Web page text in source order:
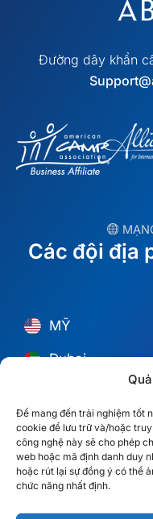
Để mang đến trải nghiệm tốt
cookie để lưu trữ và/hoặc
công nghệ này sẽ cho phép
web hoặc mã định danh duy
hoặc rút lại sự đồng ý có thể
chức năng nhất định.
Đường dây khẩn
Các đội địa
MỸ
Dubai
España
Brazil/Mercosur
Tìm đội ngũ